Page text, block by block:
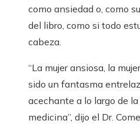
como ansiedad o, como
del libro, como si todo
cabeza.
“La mujer ansiosa, la
sido un fantasma
acechante a lo largo de
medicina”, dijo el Dr.